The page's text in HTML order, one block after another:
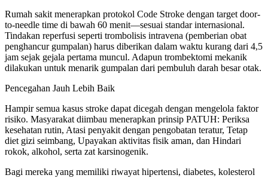
Rumah sakit menerapkan protokol Code Stroke dengan target door-
to-needle time di bawah 60 menit—sesuai standar internasional.
Tindakan reperfusi seperti trombolisis intravena (pemberian obat
penghancur gumpalan) harus diberikan dalam waktu kurang dari 4,5
jam sejak gejala pertama muncul. Adapun trombektomi mekanik
dilakukan untuk menarik gumpalan dari pembuluh darah besar otak.
Pencegahan Jauh Lebih Baik
Hampir semua kasus stroke dapat dicegah dengan mengelola faktor
risiko. Masyarakat diimbau menerapkan prinsip PATUH: Periksa
kesehatan rutin, Atasi penyakit dengan pengobatan teratur, Tetap
diet gizi seimbang, Upayakan aktivitas fisik aman, dan Hindari
rokok, alkohol, serta zat karsinogenik.
Bagi mereka yang memiliki riwayat hipertensi, diabetes, kolesterol